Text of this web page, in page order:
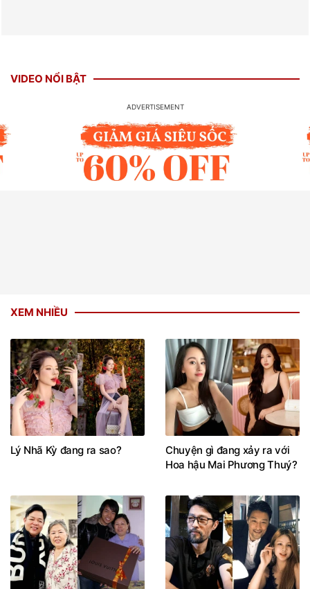
VIDEO NỔI BẬT
XEM NHIỀU
Lý Nhã Kỳ đang ra sao?
Chuyện gì đang xảy ra với
Hoa hậu Mai Phương Thuý?